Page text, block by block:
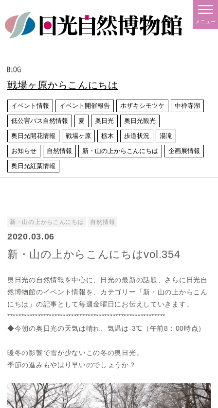
メニュー
戦場ヶ原からこんにちは
イベント情報 イベント開催報告 ホザキシモツケ 中禅寺湖
低公害バス自然情報 夏 奥日光 奥日光観光
奥日光開花情報 戦場ヶ原 栃木 歩道状況 湯滝
お知らせ 自然情報 新・山の上からこんにちは 企画展情報
奥日光紅葉情報
新・山の上からこんにちは 自然情報
2020.03.06
新・山の上からこんにちはvol.354
奥日光の自然情報を中心に、日光の最新の話題、さらに日光自
然博物館のイベント情報を、カテゴリー「新・山の上からこん
にちは」の記事として毎週金曜日にお伝えしていきます。
*********************************************************
◆今朝の奥日光の天気は晴れ、気温は-3℃（午前8：00時点）
暖冬の影響で雪が少ないこの冬の奥日光。
季節の進みもやはり早いのでしょうか？